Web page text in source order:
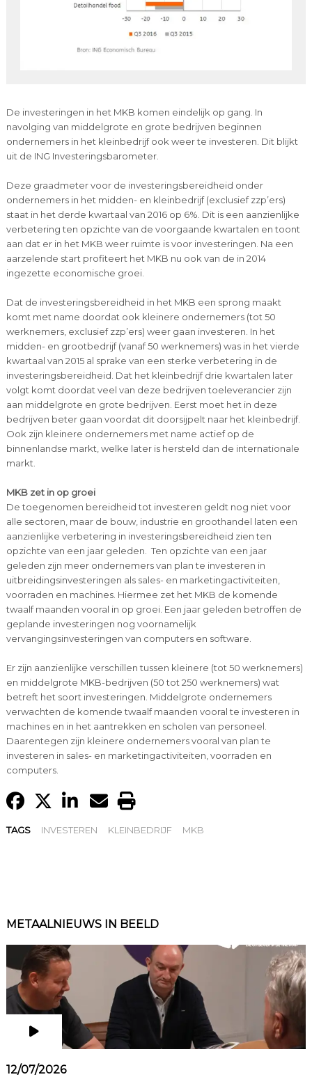
De investeringen in het MKB komen eindelijk op gang. In
navolging van middelgrote en grote bedrijven beginnen
ondernemers in het kleinbedrijf ook weer te investeren. Dit blijkt
uit de ING Investeringsbarometer.
Deze graadmeter voor de investeringsbereidheid onder
ondernemers in het midden- en kleinbedrijf (exclusief zzp’ers)
staat in het derde kwartaal van 2016 op 6%. Dit is een aanzienlijke
verbetering ten opzichte van de voorgaande kwartalen en toont
aan dat er in het MKB weer ruimte is voor investeringen. Na een
aarzelende start profiteert het MKB nu ook van de in 2014
ingezette economische groei.
Dat de investeringsbereidheid in het MKB een sprong maakt
komt met name doordat ook kleinere ondernemers (tot 50
werknemers, exclusief zzp’ers) weer gaan investeren. In het
midden- en grootbedrijf (vanaf 50 werknemers) was in het vierde
kwartaal van 2015 al sprake van een sterke verbetering in de
investeringsbereidheid. Dat het kleinbedrijf drie kwartalen later
volgt komt doordat veel van deze bedrijven toeleverancier zijn
aan middelgrote en grote bedrijven. Eerst moet het in deze
bedrijven beter gaan voordat dit doorsijpelt naar het kleinbedrijf.
Ook zijn kleinere ondernemers met name actief op de
binnenlandse markt, welke later is hersteld dan de internationale
markt.
MKB zet in op groei
De toegenomen bereidheid tot investeren geldt nog niet voor
alle sectoren, maar de bouw, industrie en groothandel laten een
aanzienlijke verbetering in investeringsbereidheid zien ten
opzichte van een jaar geleden. Ten opzichte van een jaar
geleden zijn meer ondernemers van plan te investeren in
uitbreidingsinvesteringen als sales- en marketingactiviteiten,
voorraden en machines. Hiermee zet het MKB de komende
twaalf maanden vooral in op groei. Een jaar geleden betroffen de
geplande investeringen nog voornamelijk
vervangingsinvesteringen van computers en software.
Er zijn aanzienlijke verschillen tussen kleinere (tot 50 werknemers)
en middelgrote MKB-bedrijven (50 tot 250 werknemers) wat
betreft het soort investeringen. Middelgrote ondernemers
verwachten de komende twaalf maanden vooral te investeren in
machines en in het aantrekken en scholen van personeel.
Daarentegen zijn kleinere ondernemers vooral van plan te
investeren in sales- en marketingactiviteiten, voorraden en
computers.
TAGS INVESTEREN KLEINBEDRIJF MKB
METAALNIEUWS IN BEELD
12/07/2026